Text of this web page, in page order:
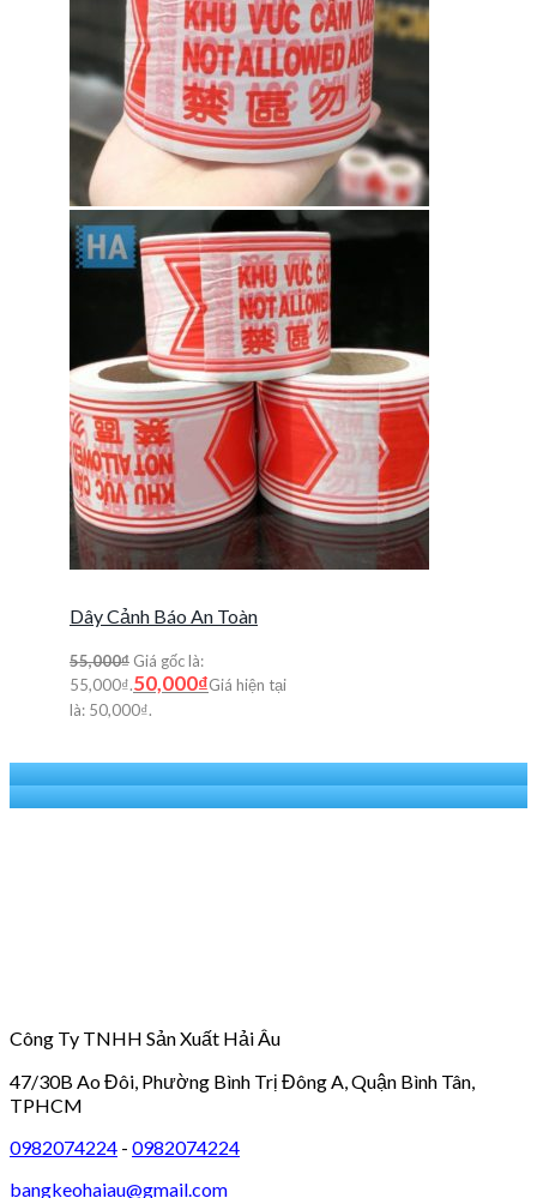
Dây Cảnh Báo An Toàn
55,000₫ Giá gốc là:
55,000₫.50,000₫Giá hiện tại
là: 50,000₫.
Công Ty TNHH Sản Xuất Hải Âu
47/30B Ao Đôi, Phường Bình Trị Đông A, Quận Bình Tân,
TPHCM
0982074224 - 0982074224
bangkeohaiau@gmail.com